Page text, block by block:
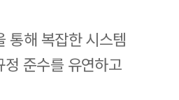
통해 복잡한 시스템
준수를 유연하고